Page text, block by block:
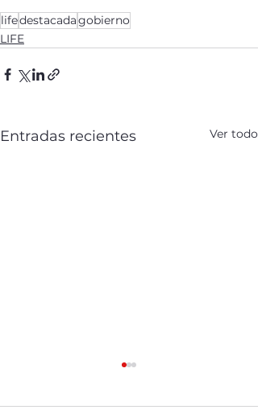
lifedestacadagobierno
LIFE
Entradas recientes Ver todo